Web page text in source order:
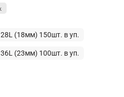
28L (18мм) 150шт. в уп.
36L (23мм) 100шт. в уп.